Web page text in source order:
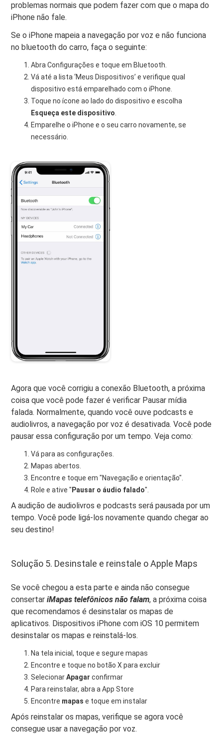
problemas normais que podem fazer com que o mapa do
iPhone não fale.
Se o iPhone mapeia a navegação por voz e não funciona
no bluetooth do carro, faça o seguinte:
Abra Configurações e toque em Bluetooth.
Vá até a lista ‘Meus Dispositivos’ e verifique qual
dispositivo está emparelhado com o iPhone.
Toque no ícone ao lado do dispositivo e escolha
Esqueça este dispositivo.
Emparelhe o iPhone e o seu carro novamente, se
necessário.
Agora que você corrigiu a conexão Bluetooth, a próxima
coisa que você pode fazer é verificar Pausar mídia
falada. Normalmente, quando você ouve podcasts e
audiolivros, a navegação por voz é desativada. Você pode
pausar essa configuração por um tempo. Veja como:
Vá para as configurações.
Mapas abertos.
Encontre e toque em "Navegação e orientação".
Role e ative " Pausar o áudio falado".
A audição de audiolivros e podcasts será pausada por um
tempo. Você pode ligá-los novamente quando chegar ao
seu destino!
Solução 5. Desinstale e reinstale o Apple Maps
Se você chegou a esta parte e ainda não consegue
consertariMapas telefônicos não falam, a próxima coisa
que recomendamos é desinstalar os mapas de
aplicativos. Dispositivos iPhone com iOS 10 permitem
desinstalar os mapas e reinstalá-los.
Na tela inicial, toque e segure mapas
Encontre e toque no botão X para excluir
SelecionarApagarconfirmar
Para reinstalar, abra a App Store
Encontre mapas e toque em instalar
Após reinstalar os mapas, verifique se agora você
consegue usar a navegação por voz.